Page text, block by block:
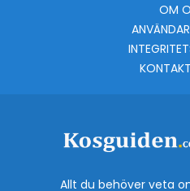
OM
Allt du behöver veta